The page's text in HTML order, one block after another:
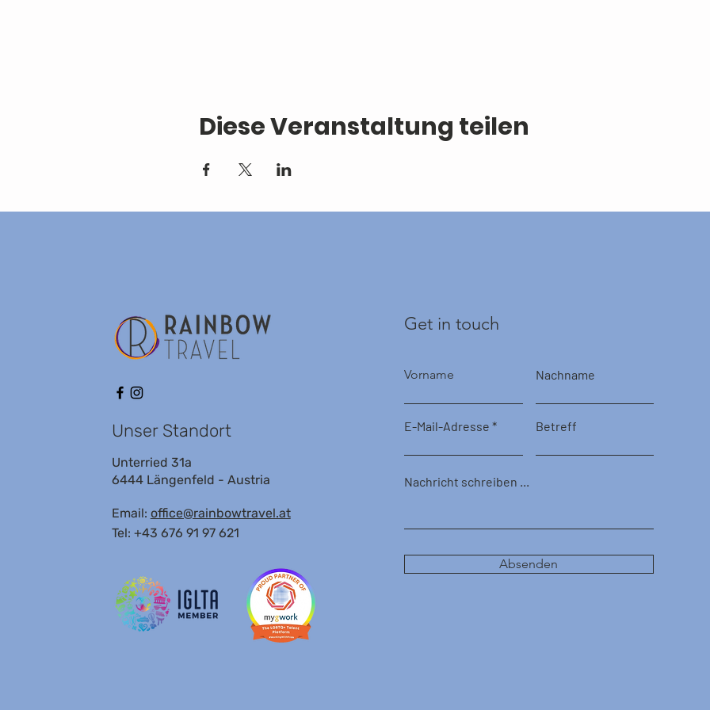
Diese Veranstaltung teilen
Unser Standort
Unterried 31a
6444 Längenfeld - Austria
Email: office@rainbowtravel.at
Tel: +43 676 91 97 621
Get in touch
Vorname Nachname
E-Mail-Adresse Betreff
Nachricht schreiben ...
Absenden